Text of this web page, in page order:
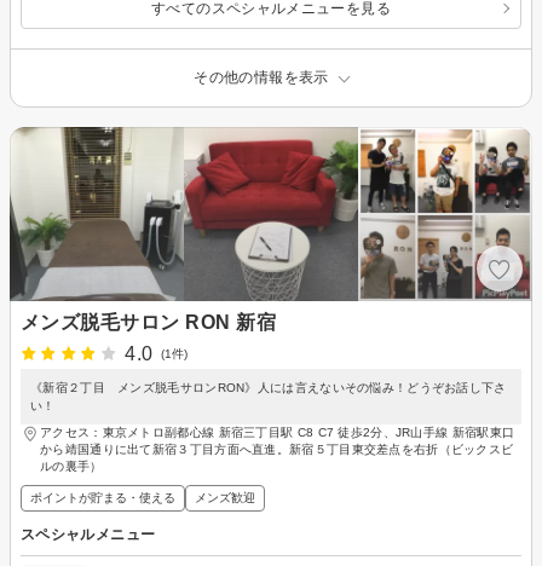
すべてのスペシャルメニューを見る
その他の情報を表示
メンズ脱毛サロン RON 新宿
4.0
(1件)
《新宿２丁目 メンズ脱毛サロンRON》人には言えないその悩み！どうぞお話し下さ
い！
アクセス：東京メトロ副都心線 新宿三丁目駅 C8 C7 徒歩2分、JR山手線 新宿駅東口
から靖国通りに出て新宿３丁目方面へ直進。新宿５丁目東交差点を右折（ビックスビ
ルの裏手）
ポイントが貯まる・使える メンズ歓迎
スペシャルメニュー